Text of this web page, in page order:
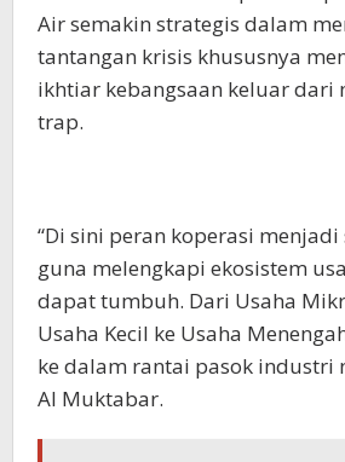
Air semakin strategis dalam
tantangan krisis khususnya
ikhtiar kebangsaan keluar dari
trap.
“Di sini peran koperasi
guna melengkapi ekosistem
dapat tumbuh. Dari Usaha
Usaha Kecil ke Usaha
ke dalam rantai pasok industri
Al Muktabar.